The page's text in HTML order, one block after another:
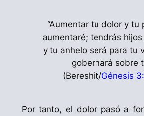
“Aumentar tu dolor y tu
aumentaré; tendrás hijos
y tu anhelo será para tu
gobernará sobre
(Bereshit/Génesis
Por tanto, el dolor pasó a